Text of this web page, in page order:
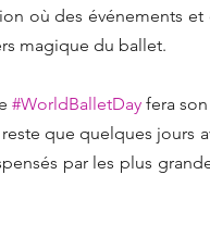
où des événements
magique du ballet.
#WorldBalletDay fera
que quelques jours
par les plus